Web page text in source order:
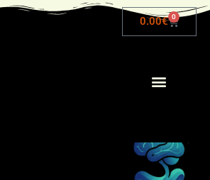
Ir
0.00€ 0
Cart